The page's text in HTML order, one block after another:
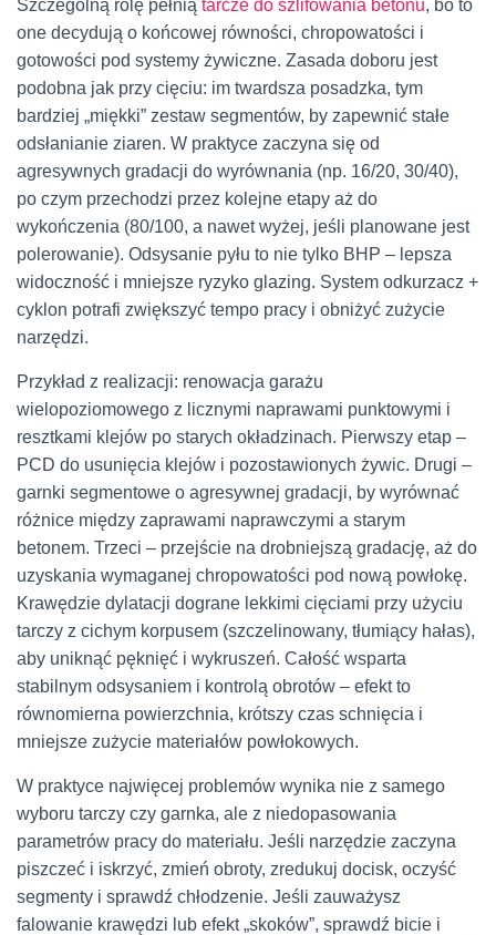
Szczególną rolę pełnią tarcze do szlifowania betonu, bo to
one decydują o końcowej równości, chropowatości i
gotowości pod systemy żywiczne. Zasada doboru jest
podobna jak przy cięciu: im twardsza posadzka, tym
bardziej „miękki” zestaw segmentów, by zapewnić stałe
odsłanianie ziaren. W praktyce zaczyna się od
agresywnych gradacji do wyrównania (np. 16/20, 30/40),
po czym przechodzi przez kolejne etapy aż do
wykończenia (80/100, a nawet wyżej, jeśli planowane jest
polerowanie). Odsysanie pyłu to nie tylko BHP – lepsza
widoczność i mniejsze ryzyko glazing. System odkurzacz +
cyklon potrafi zwiększyć tempo pracy i obniżyć zużycie
narzędzi.
Przykład z realizacji: renowacja garażu
wielopoziomowego z licznymi naprawami punktowymi i
resztkami klejów po starych okładzinach. Pierwszy etap –
PCD do usunięcia klejów i pozostawionych żywic. Drugi –
garnki segmentowe o agresywnej gradacji, by wyrównać
różnice między zaprawami naprawczymi a starym
betonem. Trzeci – przejście na drobniejszą gradację, aż do
uzyskania wymaganej chropowatości pod nową powłokę.
Krawędzie dylatacji dograne lekkimi cięciami przy użyciu
tarczy z cichym korpusem (szczelinowany, tłumiący hałas),
aby uniknąć pęknięć i wykruszeń. Całość wsparta
stabilnym odsysaniem i kontrolą obrotów – efekt to
równomierna powierzchnia, krótszy czas schnięcia i
mniejsze zużycie materiałów powłokowych.
W praktyce najwięcej problemów wynika nie z samego
wyboru tarczy czy garnka, ale z niedopasowania
parametrów pracy do materiału. Jeśli narzędzie zaczyna
piszczeć i iskrzyć, zmień obroty, zredukuj docisk, oczyść
segmenty i sprawdź chłodzenie. Jeśli zauważysz
falowanie krawędzi lub efekt „skoków”, sprawdź bicie i